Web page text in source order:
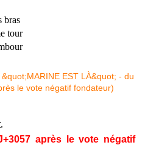
bras
tour
,
après le vote négatif